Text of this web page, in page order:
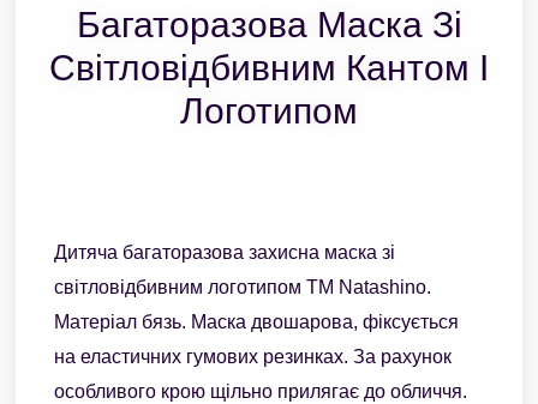
Багаторазова Маска Зі
Світловідбивним Кантом І
Логотипом
Дитяча багаторазова захисна маска зі
світловідбивним логотипом ТМ Natashino.
Матеріал бязь. Маска двошарова, фіксується
на еластичних гумових резинках. За рахунок
особливого крою щільно прилягає до обличчя.